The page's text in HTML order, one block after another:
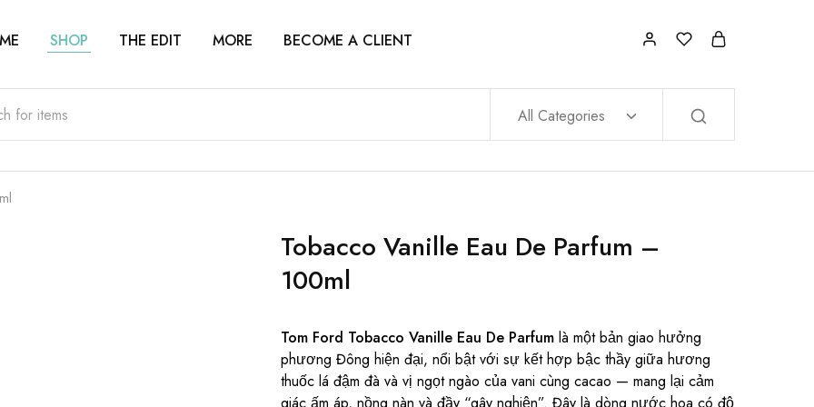
SHOP THE EDIT MORE BECOME A CLIENT
All Categories
Tobacco Vanille Eau De Parfum –
100ml
Tom Ford Tobacco Vanille Eau De Parfumlà một bản giao hưởng
phương Đông hiện đại, nổi bật với sự kết hợp bậc thầy giữa hương
thuốc lá đậm đà và vị ngọt ngào của vani cùng cacao — mang lại cảm